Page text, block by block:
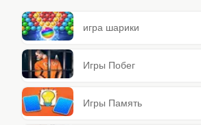
игра шарики
Игры Побег
Игры Память